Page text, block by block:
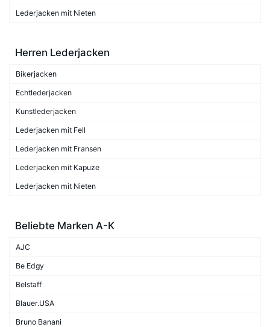
Lederjacken mit Nieten
Herren Lederjacken
Bikerjacken
Echtlederjacken
Kunstlederjacken
Lederjacken mit Fell
Lederjacken mit Fransen
Lederjacken mit Kapuze
Lederjacken mit Nieten
Beliebte Marken A-K
AJC
Be Edgy
Belstaff
Blauer.USA
Bruno Banani